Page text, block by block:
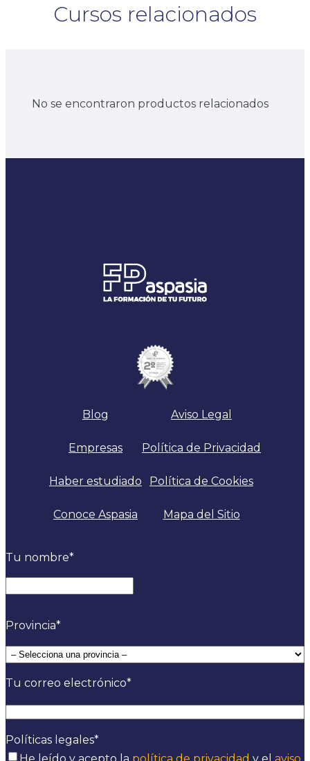
Cursos relacionados
No se encontraron productos relacionados
Blog
Empresas
Haber estudiado
Conoce Aspasia
Aviso Legal
Política de Privacidad
Política de Cookies
Mapa del Sitio
Tu nombre*
Provincia*
Tu correo electrónico*
Políticas legales*
He leído y acepto la política de privacidad y el aviso